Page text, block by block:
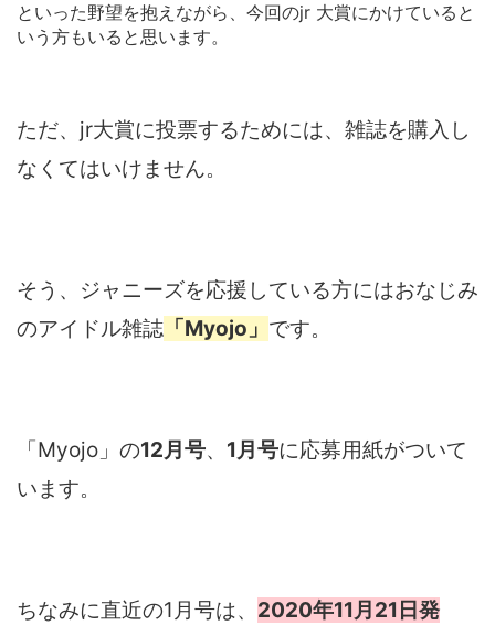
といった野望を抱えながら、今回のjr 大賞にかけていると
いう方もいると思います。
ただ、jr大賞に投票するためには、雑誌を購入し
なくてはいけません。
そう、ジャニーズを応援している方にはおなじみ
のアイドル雑誌 「Myojo」 です。
「Myojo」の12月号、 1月号に応募用紙がついて
います。
ちなみに直近の1月号は、 2020年11月21日発